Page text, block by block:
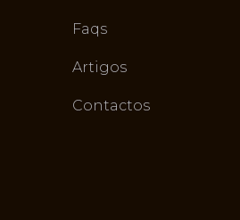
Faqs
Artigos
Contactos